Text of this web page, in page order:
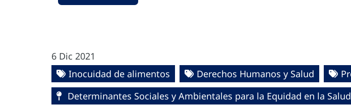
6 Dic 2021
Inocuidad de alimentos
Derechos Humanos y Salud
Determinantes Sociales y Ambientales para la Equidad en la Salud